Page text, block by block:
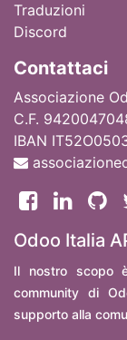
Traduzioni
Discord
Contattaci
Associazione
C.F.
IBAN
Odoo Italia
Il nostro scopo
community di
supporto alla